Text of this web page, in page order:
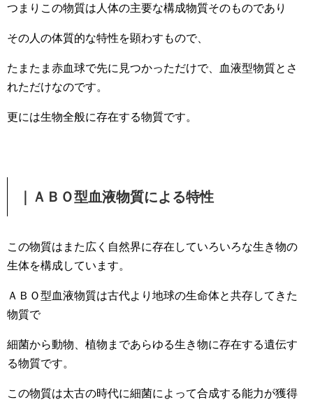
つまりこの物質は人体の主要な構成物質そのものであり
その人の体質的な特性を顕わすもので、
たまたま赤血球で先に見つかっただけで、血液型物質とさ
れただけなのです。
更には生物全般に存在する物質です。
｜ＡＢＯ型血液物質による特性
この物質はまた広く自然界に存在していろいろな生き物の
生体を構成しています。
ＡＢＯ型血液物質は古代より地球の生命体と共存してきた
物質で
細菌から動物、植物まであらゆる生き物に存在する遺伝す
る物質です。
この物質は太古の時代に細菌によって合成する能力が獲得